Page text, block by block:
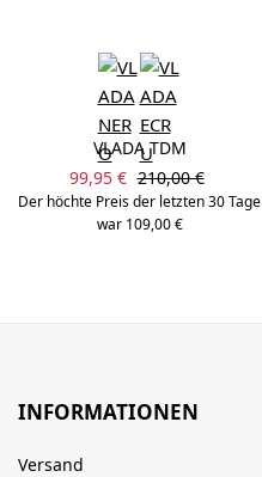
VLADA TDM
Verkaufspreis:
99,95 € Regulärer Preis:
210,00 €
Der höchte Preis der letzten 30 Tage
war 109,00 €
INFORMATIONEN
Versand